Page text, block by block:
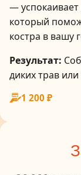
—
который
костра в вашу
Результат:
диких трав
1 200 ₽